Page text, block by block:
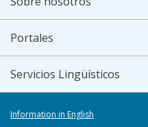
Portales
Servicios Lingüísticos
Information in English